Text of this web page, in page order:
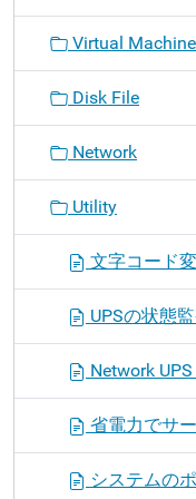
Virtual
Disk File
Network
Utility
文字コード
UPSの状態
Network
省電力でサ
システムの